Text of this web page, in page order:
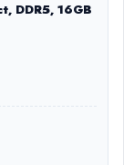
DDR5, 16GB